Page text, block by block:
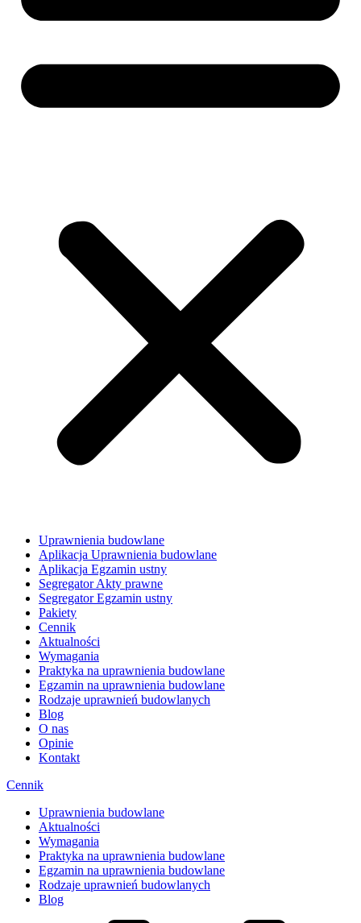
Uprawnienia budowlane
Aplikacja Uprawnienia budowlane
Aplikacja Egzamin ustny
Segregator Akty prawne
Segregator Egzamin ustny
Pakiety
Cennik
Aktualności
Wymagania
Praktyka na uprawnienia budowlane
Egzamin na uprawnienia budowlane
Rodzaje uprawnień budowlanych
Blog
O nas
Opinie
Kontakt
Cennik
Uprawnienia budowlane
Aktualności
Wymagania
Praktyka na uprawnienia budowlane
Egzamin na uprawnienia budowlane
Rodzaje uprawnień budowlanych
Blog